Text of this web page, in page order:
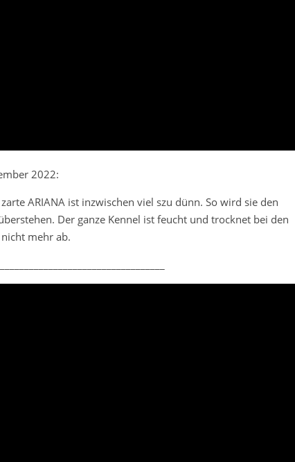
2022:
ARIANA ist inzwischen viel szu dünn. So wird sie den
Der ganze Kennel ist feucht und trocknet bei den
mehr ab.